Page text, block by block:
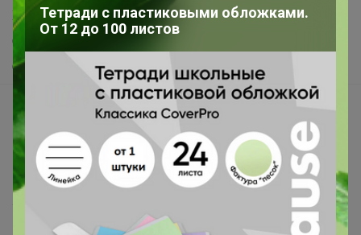
Хиты продаж
Самое желанное
Самое быстрое
Начать зарабатывать с 24-ok
Picabox.ru - Лучшее место для ваших изображений
Розыгрыш - Генератор случайных чисел
Пульс нашего маркетплейса
Тетради с пластиковыми обложками.
От 12 до 100 листов